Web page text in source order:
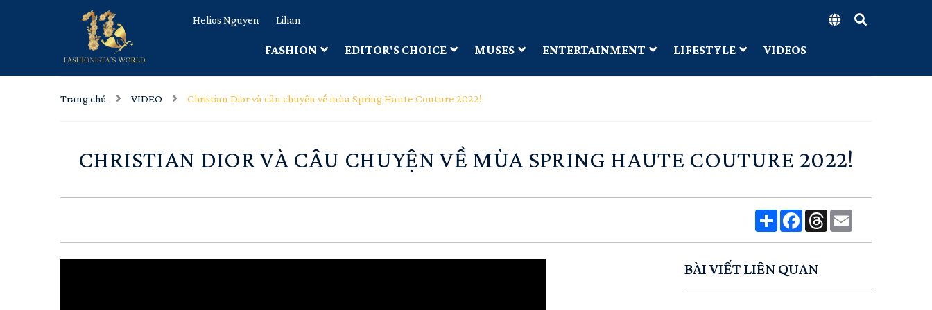
Helios Nguyen Lilian
FASHION EDITOR'S CHOICE MUSES ENTERTAINMENT LIFESTYLE VIDEOS
Trang chủ VIDEO Christian Dior và câu chuyện về mùa Spring Haute Couture 2022!
CHRISTIAN DIOR VÀ CÂU CHUYỆN VỀ MÙA SPRING HAUTE COUTURE 2022!
Share Facebook
Threads
BÀI VIẾT LIÊN QUAN